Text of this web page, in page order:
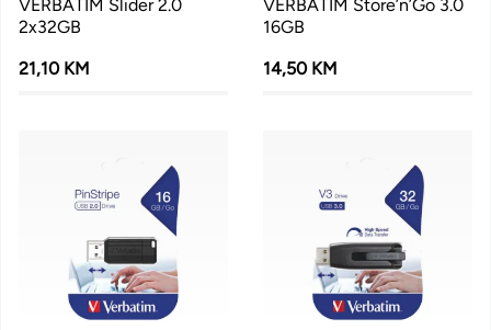
VERBATIM Slider 2.0
2x32GB
21,10 KM
VERBATIM Store’n’Go 3.0
16GB
14,50 KM